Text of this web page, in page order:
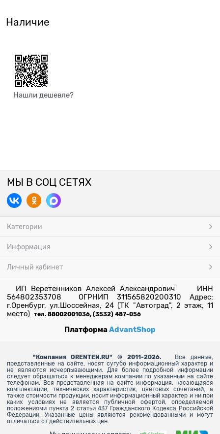
Наличие
Нашли дешевле?
МЫ В СОЦ СЕТЯХ
Категории
Информация
Личный кабинет
ИП Веретенников Алексей Александрович ИНН
564802353708 ОГРНИП 311565820200310 Адрес:
г.Оренбург, ул.Шоссейная, 24 (ТК "Автоград", 2 этаж, 11
место) тел. 88002001036, (3532) 487-056
ПлатформаAdvantShop
" Компания ORENTEN.RU" © 2011-2026.
Все данные,
представленные на сайте, носят сугубо информационный характер и
не являются исчерпывающими. Для более подробной информации
следует обращаться к менеджерам компании по указанным на сайте
телефонам. Вся представленная на сайте информация, касающаяся
комплектации, технических характеристик, цветовых сочетаний, а
также стоимости продукции, носит информационный характер и ни при
каких условиях не является публичной офертой, определяемой
положениями пункта 2 статьи 437 Гражданского Кодекса Российской
Федерации. Указанные цены являются рекомендованными и могут
отличаться от действительных цен.